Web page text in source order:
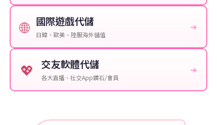
🌐 國際遊戲代儲
日韓、歐美、陸服海外儲值
➔
💖 交友軟體代儲
各大直播、社交App鑽石/會員
➔